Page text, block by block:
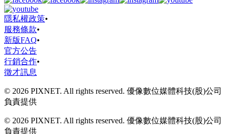
隱私權政策•
服務條款•
新版FAQ•
官方公告
行銷合作•
徵才訊息
© 2026 PIXNET. All rights reserved. 優像數位媒體科技(股)公司
負責提供
© 2026 PIXNET. All rights reserved. 優像數位媒體科技(股)公司
負責提供